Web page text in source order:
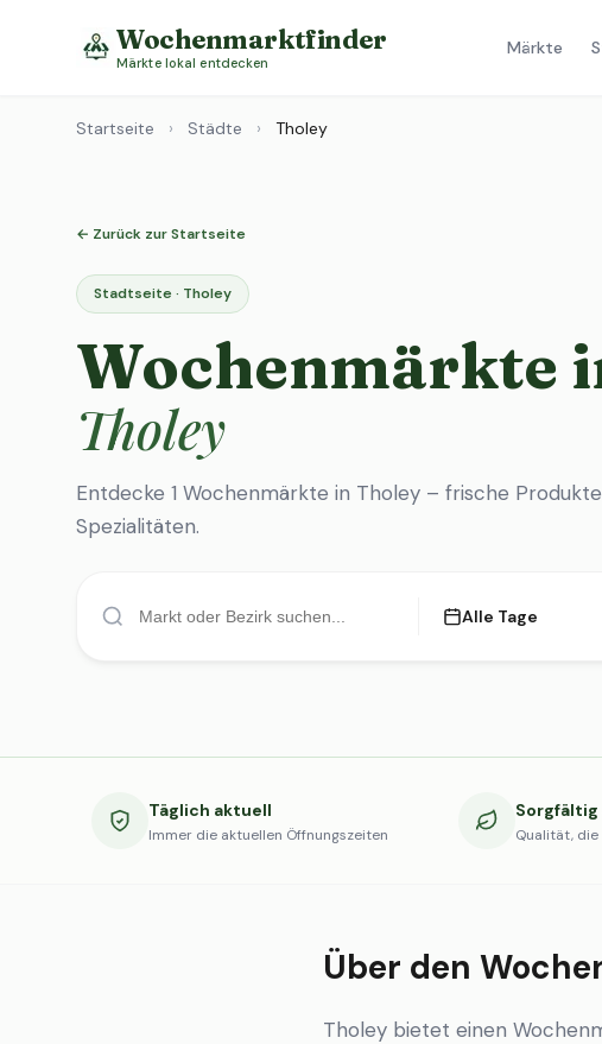
Wochenmarktfinder
Märkte lokal entdecken
Märkte
Startseite › Städte › Tholey
← Zurück zur Startseite
Stadtseite · Tholey
Wochenmärkte
Tholey
Entdecke 1 Wochenmärkte in Tholey – frische
Spezialitäten.
Alle Tage
Täglich aktuell
Immer die aktuellen Öffnungszeiten
Sorgfältig
Qualität,
Über den
Tholey bietet einen